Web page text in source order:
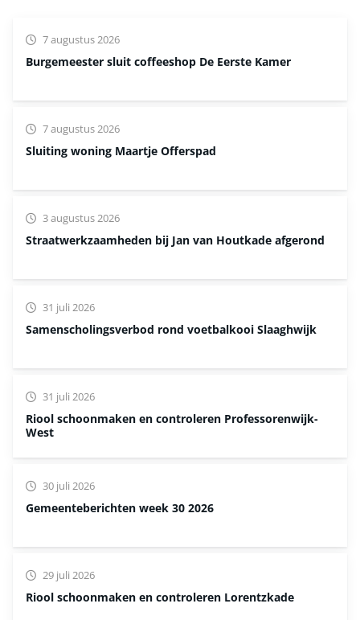
Burgemeester sluit coffeeshop De Eerste Kamer
7 augustus 2026
Sluiting woning Maartje Offerspad
7 augustus 2026
Straatwerkzaamheden bij Jan van Houtkade afgerond
3 augustus 2026
Samenscholingsverbod rond voetbalkooi Slaaghwijk
31 juli 2026
Riool schoonmaken en controleren Professorenwijk-
West
31 juli 2026
Gemeenteberichten week 30 2026
30 juli 2026
Riool schoonmaken en controleren Lorentzkade
29 juli 2026